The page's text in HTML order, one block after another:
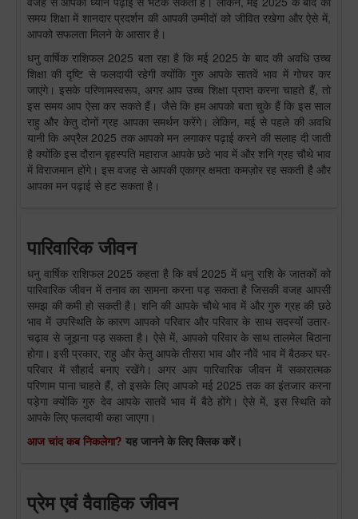
समय शिक्षा में शानदार प्रदर्शन की आपकी उम्मीदों को जीवित रखेगा और ऐसे में,
आपको सफलता मिलने के आसार है।
धनु वार्षिक राशिफल 2025 बता रहा है कि मई 2025 के बाद की अवधि उच्च
शिक्षा की दृष्टि से फलदायी रहेगी क्योंकि गुरु आपके सातवें भाव में गोचर कर
जाएंगे। इसके परिणामस्वरूप, अगर आप उच्च शिक्षा प्राप्त करना चाहते हैं, तो
इस समय आप ऐसा कर सकते हैं। जैसे कि हम आपको बता चुके हैं कि इस साल
राहु और केतु दोनों ग्रह आपका समर्थन करेंगे। लेकिन, मई से पहले की अवधि
यानी कि अप्रैल 2025 तक आपको मन लगाकर पढ़ाई करने की सलाह दी जाती
है क्योंकि इस दौरान बृहस्पति महाराज आपके छठे भाव में और शनि ग्रह चौथे भाव
में विराजमान होंगे। इस वजह से आपकी एकाग्र क्षमता कमज़ोर रह सकती है और
आपका मन पढ़ाई से हट सकता है।
पारिवारिक जीवन
धनु वार्षिक राशिफल 2025 कहता है कि वर्ष 2025 में धनु राशि के जातकों को
पारिवारिक जीवन में तनाव का सामना करना पड़ सकता है जिसकी वजह आपसी
समझ की कमी हो सकती है। शनि की आपके चौथे भाव में और गुरु ग्रह की छठे
भाव में उपस्थिति के कारण आपको परिवार और परिवार के साथ सदस्यों उतार-
चढ़ाव से जूझना पड़ सकता है। ऐसे में, आपको परिवार के साथ तालमेल बिठाना
होगा। इसी प्रकार, राहु और केतु आपके तीसरा भाव और नौवें भाव में बैठकर घर-
परिवार में सौहार्द बनाए रखेंगे। अगर आप पारिवारिक जीवन में सकारात्मक
परिणाम पाना चाहते हैं, तो इसके लिए आपको मई 2025 तक का इंतजार करना
पड़ेगा क्योंकि गुरु देव आपके सातवें भाव में बैठे होंगे। ऐसे में, इस स्थिति को
आपके लिए फलदायी कहा जाएगा।
आज चांद कब निकलेगा? यह जानने के लिए क्लिक करें।
प्रेम एवं वैवाहिक जीवन